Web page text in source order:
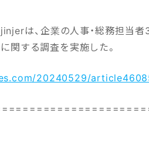
は、企業の人事・総務担当
関する調査を実施した。
20240529/